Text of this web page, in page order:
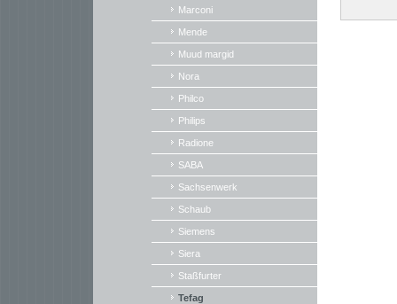
Marconi
Mende
Muud margid
Nora
Philco
Philips
Radione
SABA
Sachsenwerk
Schaub
Siemens
Siera
Staßfurter
Tefag